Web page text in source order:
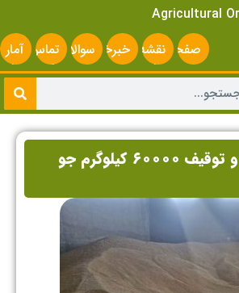
Agricultural
صفحه
اصلی
نقشه
سایت
خبرخوانسوالات
متداول
تماس
با ما
آمار
» کشف، ضبط و توقیف ۶۰۰۰۰ کیلوگرم جو